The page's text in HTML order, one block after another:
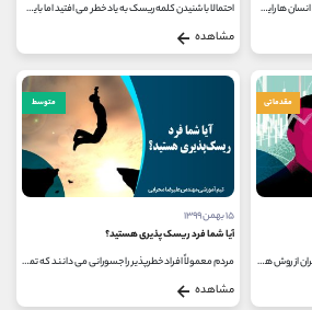
چرخه ها و دوره ها در تمام جنبه های زندگی انسان ها رایج هستند. از چرخه های کوتاه مدت مانند زندگی یک حشره در تابستان که تنها چند...
احتمالا با شنیدن کلمه ریسک به یاد خطر می افتید اما باید بگوییم ریسک در بازارهای مالی همیشه منفی و خطرناک نیست چرا که بدون ریسک،...
مشاهده
مقدماتی
در بازارهای مالی، سرمایه گذاران و معامله گران از روش های متفاوتی برای پیش بینی آینده قیمت سهام استفاده می کنند. برخی از آن...
متوسط
۱۵ بهمن ۱۳۹۹
آیا شما فرد ریسک پذیری هستید؟
مردم معمولاً افراد خطرپذیر را جسورانی می دانند که تمایل ذاتی دارند که زندگی خود را برای یک هیجان آماده کنند. هنگامی که كایت...
مشاهده